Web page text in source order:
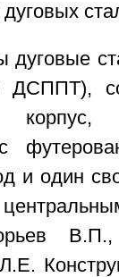
дуговых
дуговые
ДСППТ),
корпус,
и один